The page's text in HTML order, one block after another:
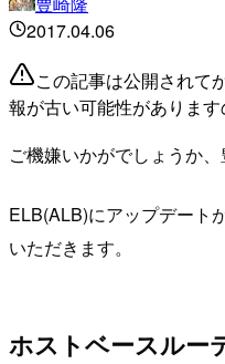
2017.04.06
この記事は公開されて
報が古い可能性があります
ご機嫌いかがでしょうか、
ELB(ALB)にアップデート
いただきます。
ホストベースルー